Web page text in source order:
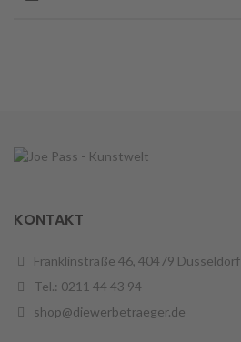
KONTAKT
Franklinstraße 46, 40479 Düsseldorf
Tel.: 0211 44 43 94
shop@diewerbetraeger.de